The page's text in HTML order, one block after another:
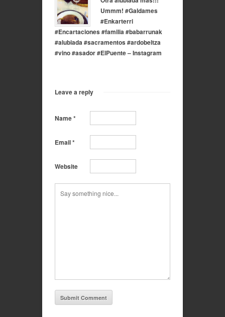
Ummm! #Galdames
#Enkarterri
#Encartaciones #familia #babarrunak
#alubiada #sacramentos #ardobeltza
#vino #asador #ElPuente – Instagram
Leave a reply
Name*
Email*
Website